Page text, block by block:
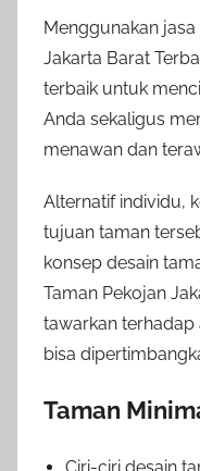
Menggunakan
Jakarta Barat
terbaik untuk
Anda sekaligus
menawan dan
Alternatif individu,
tujuan taman
konsep desain
Taman Pekojan
tawarkan terhadap
bisa
Taman